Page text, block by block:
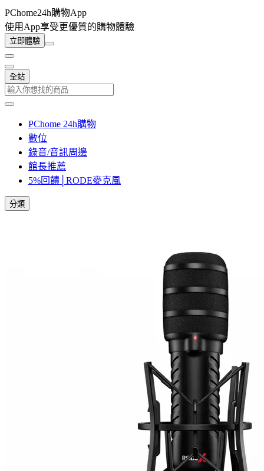
PChome24h購物App
使用App享受更優質的購物體驗
立即體驗
全站
PChome 24h購物
數位
錄音/音訊周邊
館長推薦
5%回饋│RODE麥克風
分類